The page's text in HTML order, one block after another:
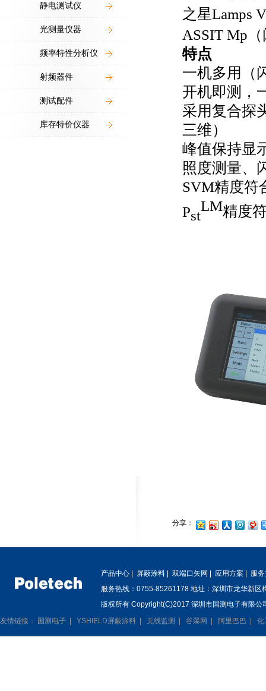
静电测试仪
光测量仪器
频率特性分析仪
射频器件
测试配件
库存特价仪器
之星Lamps
ASSIT Mp
特点
一机多用（
开机即测，
采用复合探
三维）
峰值保持显
照度测量、
SVM精度符
Pst
LM精度
分享：
产品中心 屏蔽涂料 双端口矢网 应用方案
服
服务热线：0755-85261178 地址：深圳市龙华新区
版权所有 Copyright(C)2017 深圳市国测电子有限公
友情链接：
国测电子 YSHIELD屏蔽涂料 无线监测 谷瀑网 阿里巴巴 化